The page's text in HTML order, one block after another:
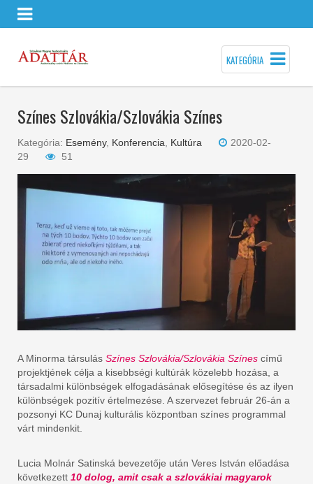
KATEGÓRIA
Színes Szlovákia/Szlovákia Színes
Kategória: Esemény, Konferencia Kultúra
2020-02-
29
51
A Minorma társulás Színes Szlovákia/Szlovákia Színes című
projektjének célja a kisebbségi kultúrák közelebb hozása, a
társadalmi különbségek elfogadásának elősegítése és az ilyen
különbségek pozitív értelmezése. A szervezet február 26-án a
pozsonyi KC Dunaj kulturális központban színes programmal
várt mindenkit.
Lucia Molnár Satinská bevezetője után Veres István előadása
következett 10 dolog, amit csak a szlovákiai magyarok